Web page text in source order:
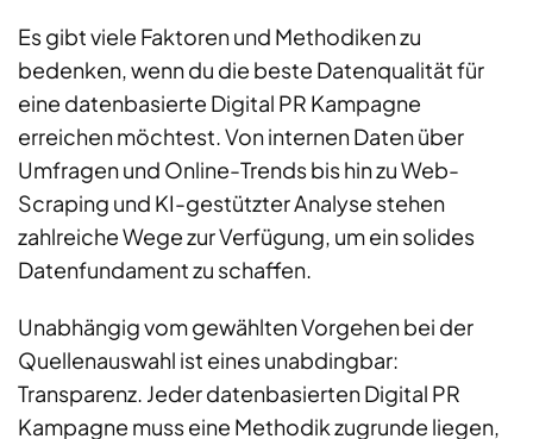
Es gibt viele Faktoren und Methodiken zu
bedenken, wenn du die beste Datenqualität für
eine datenbasierte Digital PR Kampagne
erreichen möchtest. Von internen Daten über
Umfragen und Online-Trends bis hin zu Web-
Scraping und KI-gestützter Analyse stehen
zahlreiche Wege zur Verfügung, um ein solides
Datenfundament zu schaffen.
Unabhängig vom gewählten Vorgehen bei der
Quellenauswahl ist eines unabdingbar:
Transparenz. Jeder datenbasierten Digital PR
Kampagne muss eine Methodik zugrunde liegen,